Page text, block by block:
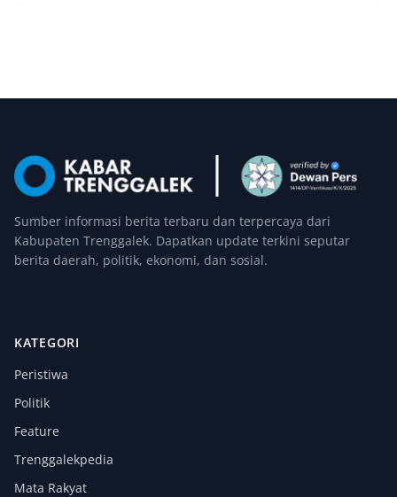
Sumber informasi berita terbaru dan terpercaya dari
Kabupaten Trenggalek. Dapatkan update terkini seputar
berita daerah, politik, ekonomi, dan sosial.
KATEGORI
Peristiwa
Politik
Feature
Trenggalekpedia
Mata Rakyat